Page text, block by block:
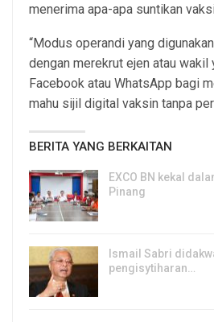
menerima apa-apa suntikan
“Modus operandi yang
dengan merekrut ejen atau
Facebook atau WhatsApp bagi
mahu sijil digital vaksin tanpa
BERITA YANG BERKAITAN
EXCO BN kekal
Pinang
Ismail Sabri
pengisytiharan…